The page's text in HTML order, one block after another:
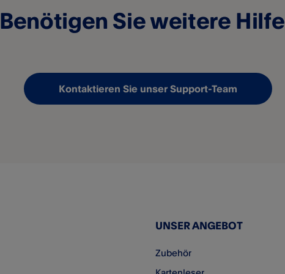
Benötigen Sie weitere
Kontaktieren Sie unser Support-Team
UNSER ANGEBOT
Zubehör